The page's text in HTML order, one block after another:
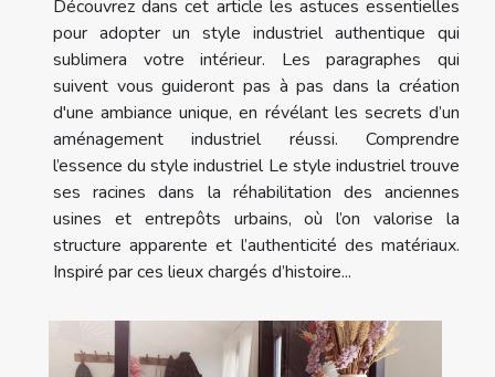
Découvrez dans cet article les astuces essentielles
pour adopter un style industriel authentique qui
sublimera votre intérieur. Les paragraphes qui
suivent vous guideront pas à pas dans la création
d'une ambiance unique, en révélant les secrets d’un
aménagement industriel réussi. Comprendre
l’essence du style industriel Le style industriel trouve
ses racines dans la réhabilitation des anciennes
usines et entrepôts urbains, où l’on valorise la
structure apparente et l’authenticité des matériaux.
Inspiré par ces lieux chargés d’histoire...